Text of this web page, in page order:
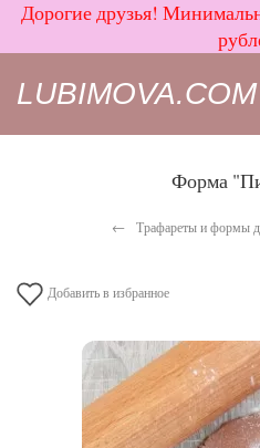
Дорогие друзья!
LUBIMOVA.COM
Форма
Трафареты и формы
Добавить в избранное